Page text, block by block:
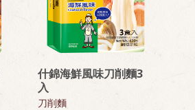
什錦海鮮風味刀削麵3
入
刀削麵